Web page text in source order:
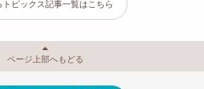
トピックス記事一覧はこちら
ページ上部へもどる